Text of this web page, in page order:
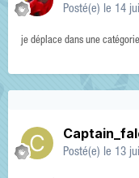
Posté(e) le 14
je déplace dans une
Posté(e) le 13